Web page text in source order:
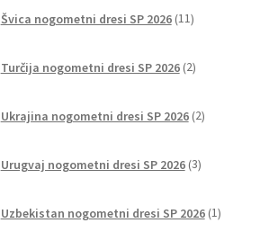
Švica nogometni dresi SP 2026 11izdelkov
Turčija nogometni dresi SP 2026 2izdelka
Ukrajina nogometni dresi SP 2026 2izdelka
Urugvaj nogometni dresi SP 2026 3izdelki
Uzbekistan nogometni dresi SP 2026 1izdelek